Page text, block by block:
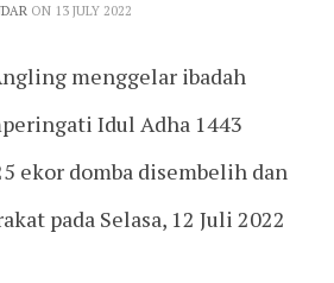
ON 13 JULY 2022
menggelar ibadah
Idul Adha 1443
ekor domba disembelih dan
pada Selasa, 12 Juli 2022